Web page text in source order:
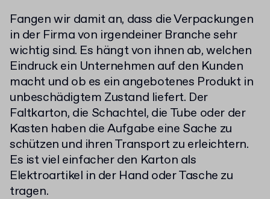
Fangen wir damit an, dass die Verpackungen
in der Firma von irgendeiner Branche sehr
wichtig sind. Es hängt von ihnen ab, welchen
Eindruck ein Unternehmen auf den Kunden
macht und ob es ein angebotenes Produkt in
unbeschädigtem Zustand liefert. Der
Faltkarton, die Schachtel, die Tube oder der
Kasten haben die Aufgabe eine Sache zu
schützen und ihren Transport zu erleichtern.
Es ist viel einfacher den Karton als
Elektroartikel in der Hand oder Tasche zu
tragen.